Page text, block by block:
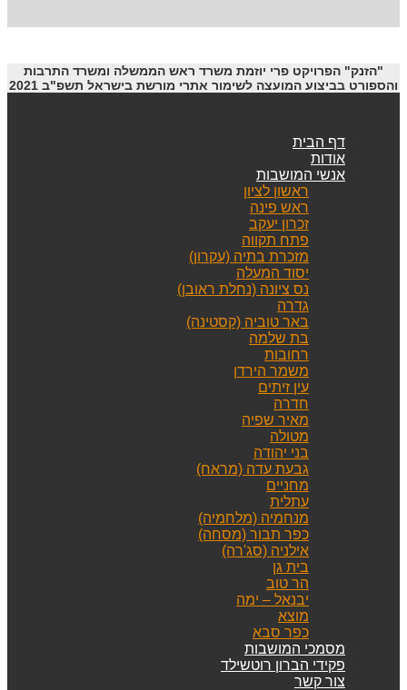
"הזנק" הפרויקט פרי יוזמת משרד ראש הממשלה ומשרד התרבות
והספורט בביצוע המועצה לשימור אתרי מורשת בישראל תשפ"ב 2021
דף הבית
אודות
אנשי המושבות
ראשון לציון
ראש פינה
זכרון יעקב
פתח תקווה
מזכרת בתיה (עקרון)
יסוד המעלה
נס ציונה (נחלת ראובן)
גדרה
באר טוביה (קסטינה)
בת שלמה
רחובות
משמר הירדן
עין זיתים
חדרה
מאיר שפיה
מטולה
בני יהודה
גבעת עדה (מראח)
מחניים
עתלית
מנחמיה (מלחמיה)
כפר תבור (מסחה)
אילניה (סג'רה)
בית גן
הר טוב
יבנאל – ימה
מוצא
כפר סבא
מסמכי המושבות
פקידי הברון רוטשילד
צור קשר